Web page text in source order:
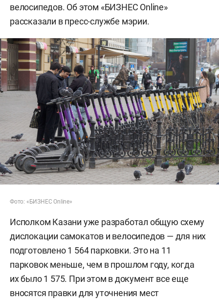
велосипедов. Об этом «БИЗНЕС Online»
рассказали в пресс-службе мэрии.
Фото: «БИЗНЕС Online»
Исполком Казани уже разработал общую схему
дислокации самокатов и велосипедов — для них
подготовлено 1 564 парковки. Это на 11
парковок меньше, чем в прошлом году, когда
их было 1 575. При этом в документ все еще
вносятся правки для уточнения мест